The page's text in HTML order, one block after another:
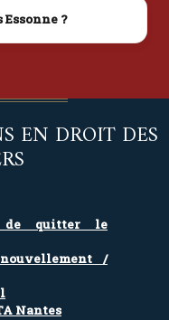
?
EN DROIT DES
de quitter le
/
Nantes